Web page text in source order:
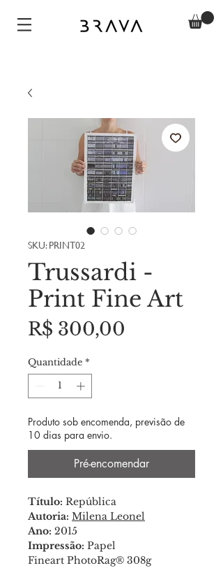
SKU: PRINT02
Trussardi -
Print Fine Art
R$ 300,00
Quantidade *
Produto sob encomenda, previsão de
10 dias para envio.
Pré-encomendar
Título: República
Autoria: Milena Leonel
Ano: 2015
Impressão: Papel
Fineart PhotoRag® 308g